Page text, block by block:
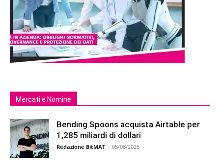
Mercati e Nomine
Bending Spoons acquista Airtable per
1,285 miliardi di dollari
Redazione BitMAT - 05/08/2026